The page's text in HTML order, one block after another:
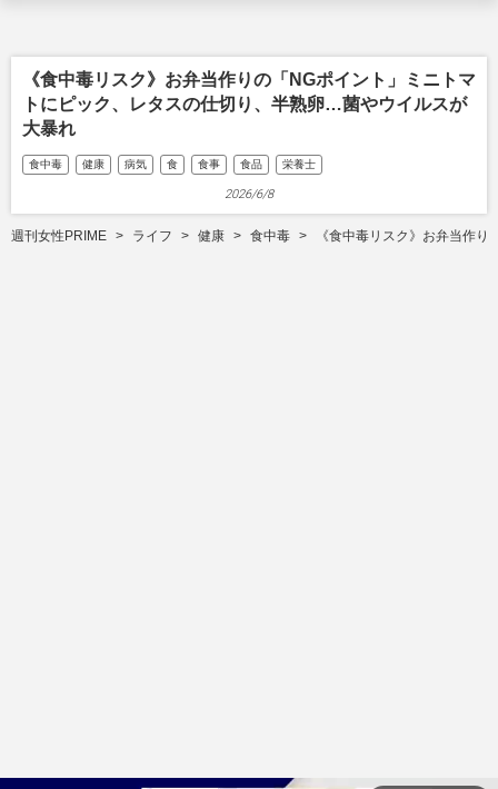
《食中毒リスク》お弁当作りの「NGポイント」ミニトマ
トにピック、レタスの仕切り、半熟卵…菌やウイルスが
大暴れ
食中毒 健康 病気 食 食事 食品 栄養士
2026/6/8
週刊女性PRIME ライフ 健康 食中毒 《食中毒リスク》お弁当作